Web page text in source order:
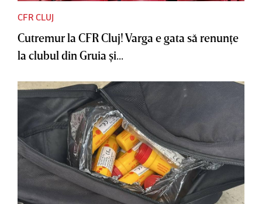
CFR CLUJ
Cutremur la CFR Cluj! Varga e gata să renunţe
la clubul din Gruia şi...